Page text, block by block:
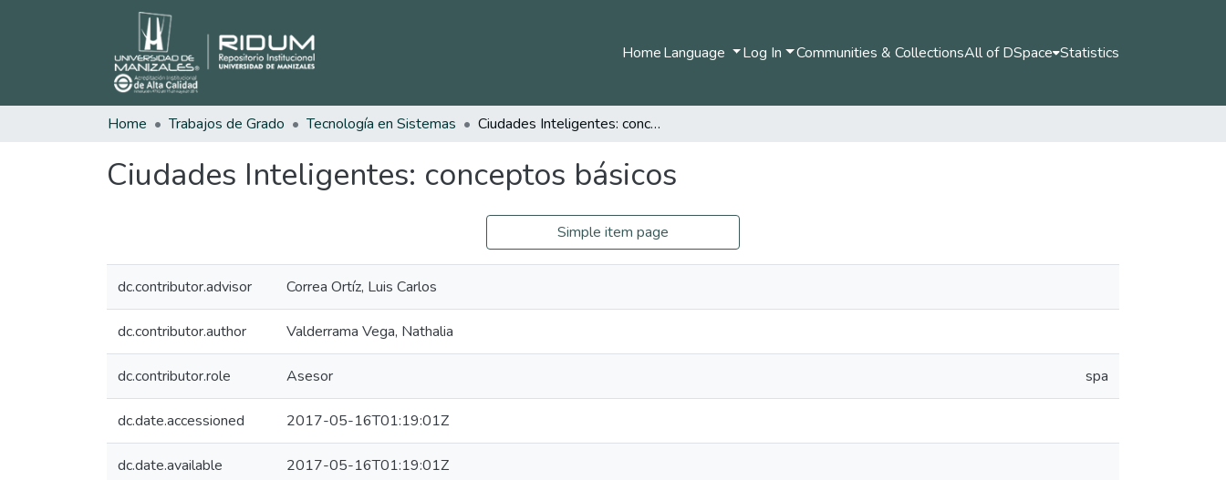
HomeLanguage Log In Communities & CollectionsAll of DSpace Statistics
Home Trabajos de Grado Tecnología en Sistemas Ciudades Inteligentes: conceptos básicos
Ciudades Inteligentes: conceptos básicos
Simple item page
dc.contributor.advisor Correa Ortíz, Luis Carlos
dc.contributor.author Valderrama Vega, Nathalia
dc.contributor.role Asesor spa
dc.date.accessioned 2017-05-16T01:19:01Z
dc.date.available 2017-05-16T01:19:01Z